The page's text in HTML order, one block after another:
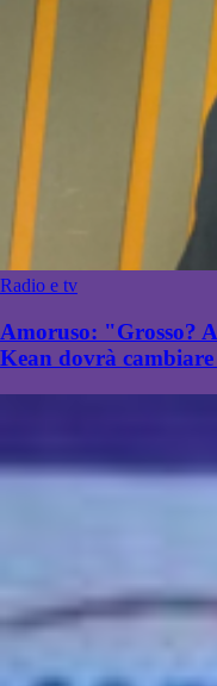
Radio e tv
Amoruso: "Grosso?
Kean dovrà